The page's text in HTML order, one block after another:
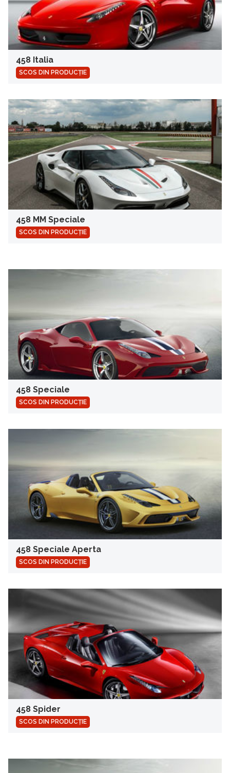
458 Italia
SCOS DIN PRODUCȚIE
458 MM Speciale
SCOS DIN PRODUCȚIE
458 Speciale
SCOS DIN PRODUCȚIE
458 Speciale Aperta
SCOS DIN PRODUCȚIE
458 Spider
SCOS DIN PRODUCȚIE